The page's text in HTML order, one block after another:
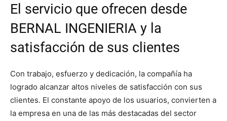
El servicio que ofrecen desde
BERNAL INGENIERIA y la
satisfacción de sus clientes
Con trabajo, esfuerzo y dedicación, la compañía ha
logrado alcanzar altos niveles de satisfacción con sus
clientes. El constante apoyo de los usuarios, convierten a
la empresa en una de las más destacadas del sector